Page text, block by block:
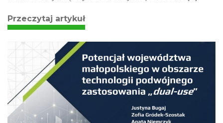
Przeczytaj artykuł